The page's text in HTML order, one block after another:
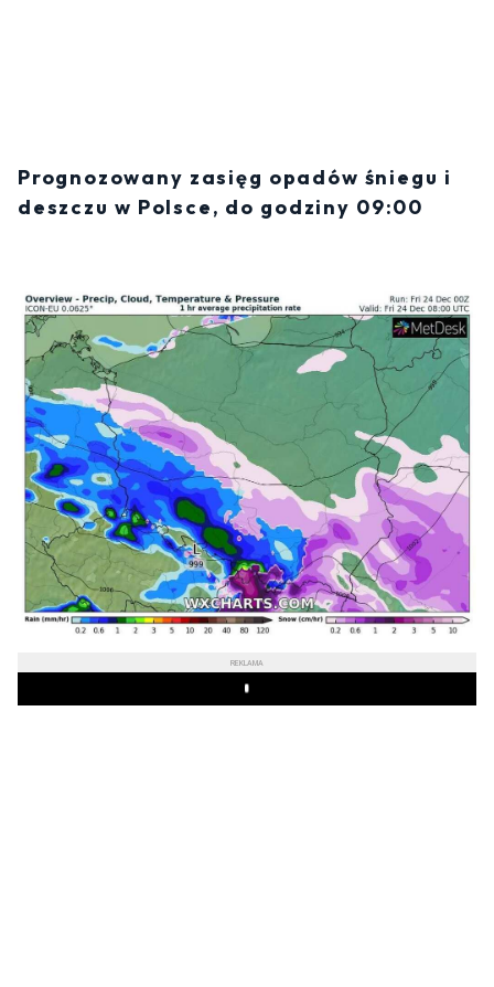
Prognozowany zasięg opadów śniegu i
deszczu w Polsce, do godziny 09:00
REKLAMA
Play